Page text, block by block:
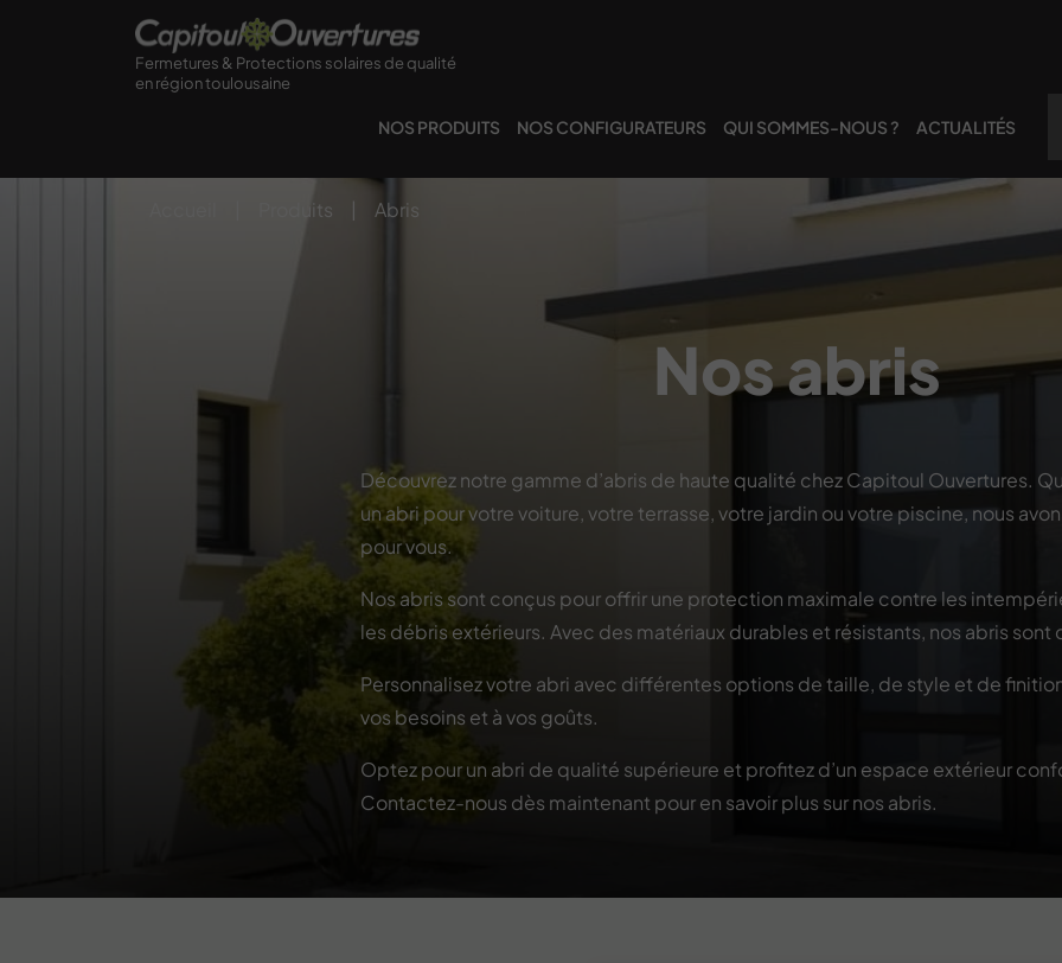
Fermetures & Protections solaires de qualité
en région toulousaine
NOS PRODUITS NOS CONFIGURATEURS QUI SOMMES-NOUS ? ACTUALITÉS
Produits | Abris
Nos abris
Découvrez notre gamme d’abris de haute qualité chez Capitoul Ouvertures.
un abri pour votre voiture, votre terrasse, votre jardin ou votre piscine, nous
pour vous.
Nos abris sont conçus pour offrir une protection maximale contre les
les débris extérieurs. Avec des matériaux durables et résistants, nos abris sont
Personnalisez votre abri avec différentes options de taille, de style et de
vos besoins et à vos goûts.
Optez pour un abri de qualité supérieure et profitez d’un espace extérieur
Contactez-nous dès maintenant pour en savoir plus sur nos abris.